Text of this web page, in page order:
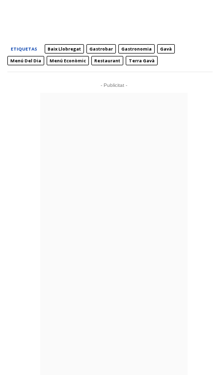
ETIQUETAS Baix Llobregat Gastrobar Gastronomia
Gavà
Menú Del Dia
Menú Econòmic Restaurant Terra Gavà
- Publicitat -